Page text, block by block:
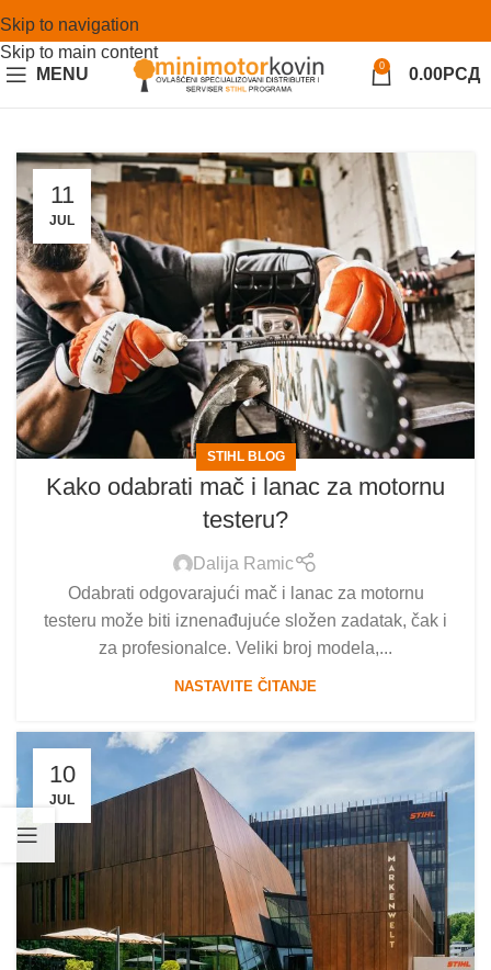
Skip to navigation
Skip to main content
MENU
0 0.00РСД
11
JUL
STIHL BLOG
Kako odabrati mač i lanac za motornu
testeru?
Dalija Ramic
Odabrati odgovarajući mač i lanac za motornu
testeru može biti iznenađujuće složen zadatak, čak i
za profesionalce. Veliki broj modela,...
NASTAVITE ČITANJE
10
JUL